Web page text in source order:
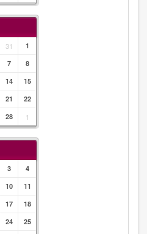
31
1
7
8
14
15
21
22
28 1
3
4
10
11
17
18
24
25